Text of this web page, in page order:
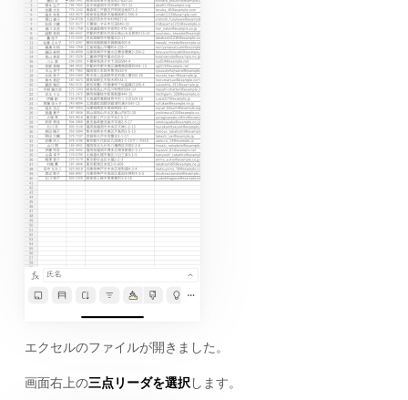
エクセルのファイルが開きました。
画面右上の三点リーダを選択 します。